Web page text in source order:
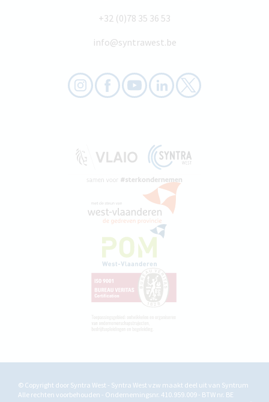
+32 (0)78 35 36 53
info@syntrawest.be
© Copyright door Syntra West - Syntra West vzw maakt deel uit van Syntrum
Alle rechten voorbehouden - Ondernemingsnr. 410.959.009 - BTW nr. BE